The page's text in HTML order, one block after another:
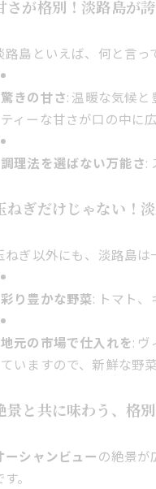
さが格別！淡路島が誇
路島といえば、何と言っ
驚きの甘さ: 温暖な気候
ティーな甘さが口の中に広
調理法を選ばない万能さ:
ねぎだけじゃない！
ねぎ以外にも、淡路島は
彩り豊かな野菜: トマト
地元の市場で仕入れを:
ていますので、新鮮な野
景と共に味わう、格
ーシャンビューの絶景が
。